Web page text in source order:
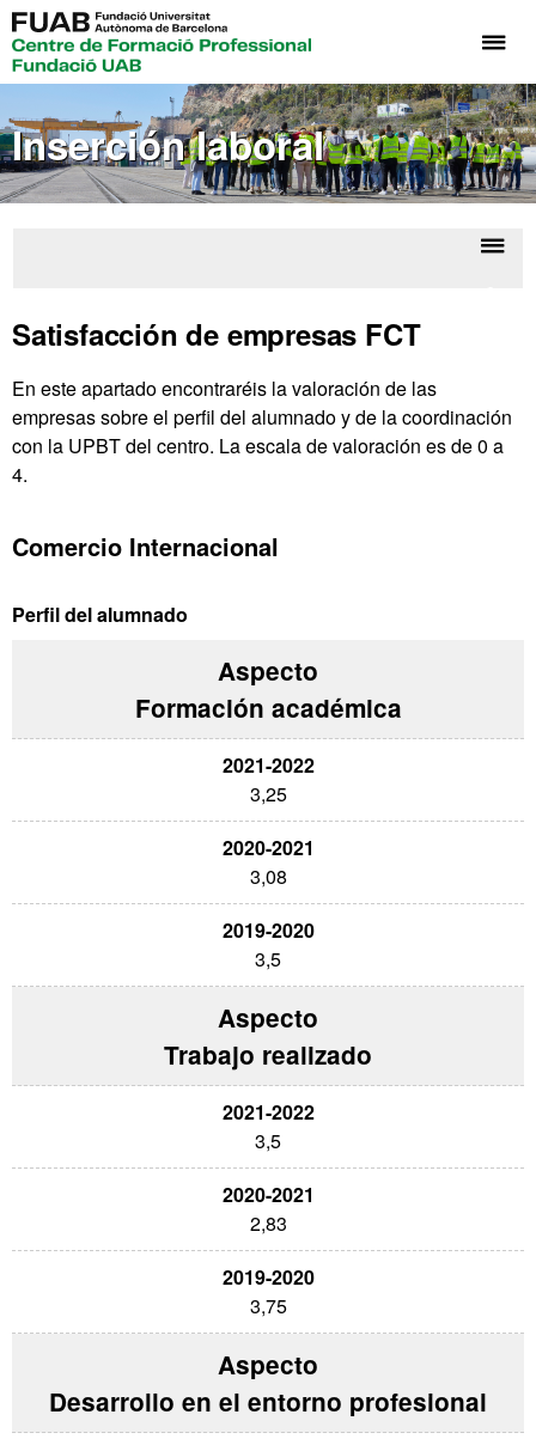
el
Inserción laboral
Satisfacción de empresas FCT
En este apartado encontraréis la valoración de las
empresas sobre el perfil del alumnado y de la coordinación
con la UPBT del centro. La escala de valoración es de 0 a
4.
Comercio Internacional
Perfil del alumnado
Formación académica
3,25
3,08
3,5
Trabajo realizado
3,5
2,83
3,75
Desarrollo en el entorno profesional